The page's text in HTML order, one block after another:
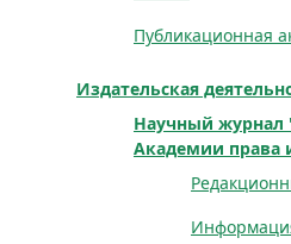
Публикационная
Издательская
Научный журнал
Академии права